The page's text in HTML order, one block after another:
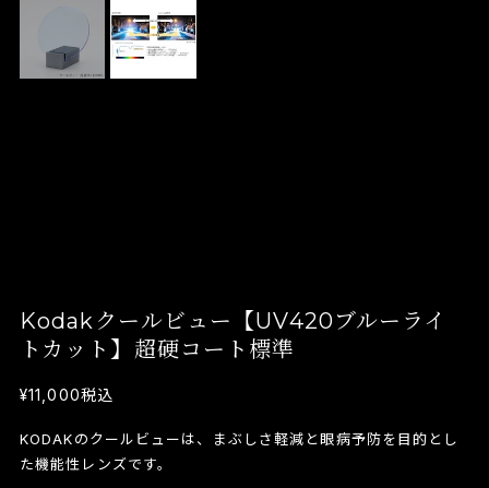
Kodakクールビュー【UV420ブルーライ
トカット】超硬コート標準
¥11,000税込
KODAKのクールビューは、まぶしさ軽減と眼病予防を目的とし
た機能性レンズです。